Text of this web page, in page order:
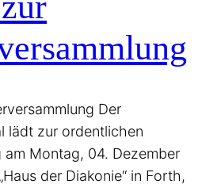
Der
lädt zur ordentlichen
Montag, 04. Dezember
der Diakonie“ in Forth,